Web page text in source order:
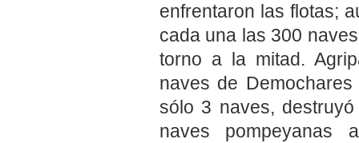
enfrentaron las flotas;
cada una las 300
torno a la mitad.
naves de
sólo 3 naves,
naves pompeyanas